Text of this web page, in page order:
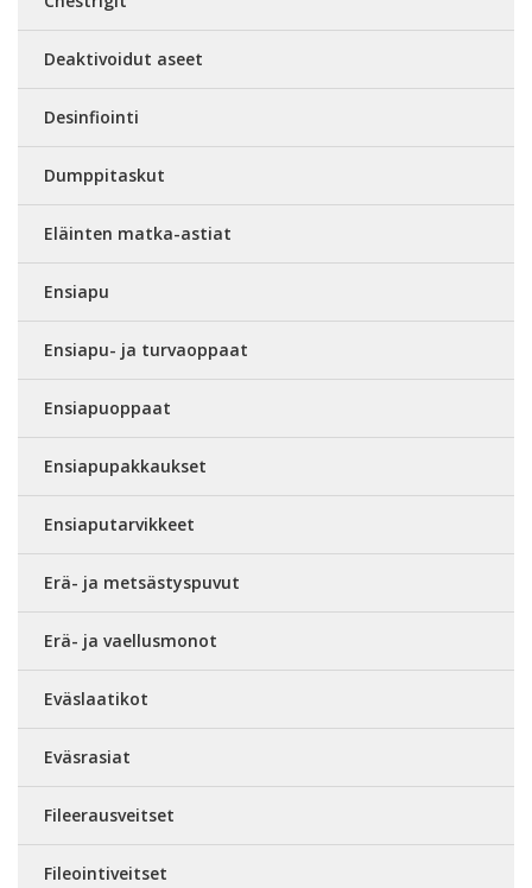
Deaktivoidut aseet
Desinfiointi
Dumppitaskut
Eläinten matka-astiat
Ensiapu
Ensiapu- ja turvaoppaat
Ensiapuoppaat
Ensiapupakkaukset
Ensiaputarvikkeet
Erä- ja metsästyspuvut
Erä- ja vaellusmonot
Eväslaatikot
Eväsrasiat
Fileerausveitset
Fileointiveitset